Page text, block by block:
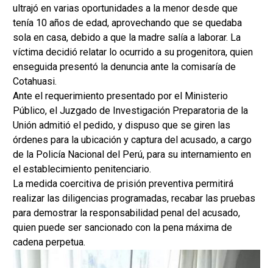
ultrajó en varias oportunidades a la menor desde que
tenía 10 años de edad, aprovechando que se quedaba
sola en casa, debido a que la madre salía a laborar. La
víctima decidió relatar lo ocurrido a su progenitora, quien
enseguida presentó la denuncia ante la comisaría de
Cotahuasi.
Ante el requerimiento presentado por el Ministerio
Público, el Juzgado de Investigación Preparatoria de la
Unión admitió el pedido, y dispuso que se giren las
órdenes para la ubicación y captura del acusado, a cargo
de la Policía Nacional del Perú, para su internamiento en
el establecimiento penitenciario.
La medida coercitiva de prisión preventiva permitirá
realizar las diligencias programadas, recabar las pruebas
para demostrar la responsabilidad penal del acusado,
quien puede ser sancionado con la pena máxima de
cadena perpetua.